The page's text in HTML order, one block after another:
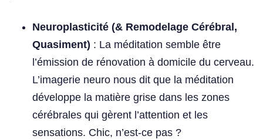
Neuroplasticité (& Remodelage Cérébral,
Quasiment) : La méditation semble être
l’émission de rénovation à domicile du cerveau.
L’imagerie neuro nous dit que la méditation
développe la matière grise dans les zones
cérébrales qui gèrent l’attention et les
sensations. Chic, n’est-ce pas ?